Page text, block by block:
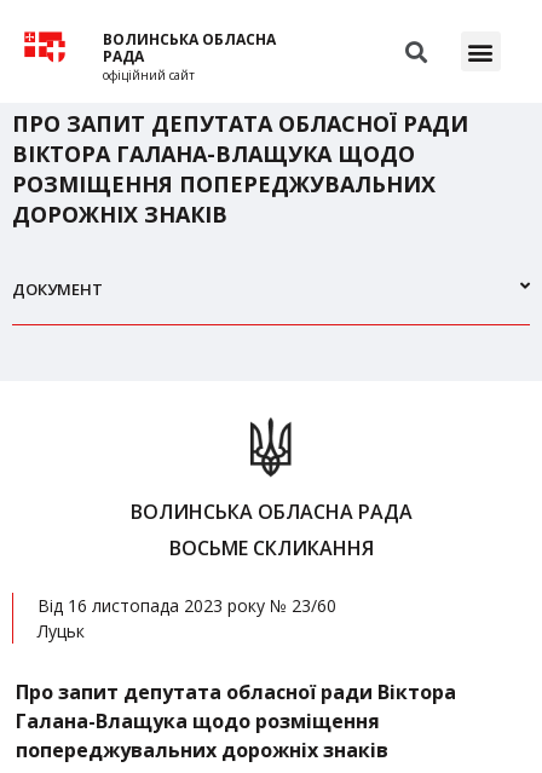
ВОЛИНСЬКА ОБЛАСНА
РАДА
офіційний сайт
ПРО ЗАПИТ ДЕПУТАТА ОБЛАСНОЇ РАДИ
ВІКТОРА ГАЛАНА-ВЛАЩУКА ЩОДО
РОЗМІЩЕННЯ ПОПЕРЕДЖУВАЛЬНИХ
ДОРОЖНІХ ЗНАКІВ
ДОКУМЕНТ
ВОЛИНСЬКА ОБЛАСНА РАДА
ВОСЬМЕ СКЛИКАННЯ
Від 16 листопада 2023 року № 23/60
Луцьк
Про запит депутата обласної ради Віктора
Галана-Влащука щодо розміщення
попереджувальних дорожніх знаків